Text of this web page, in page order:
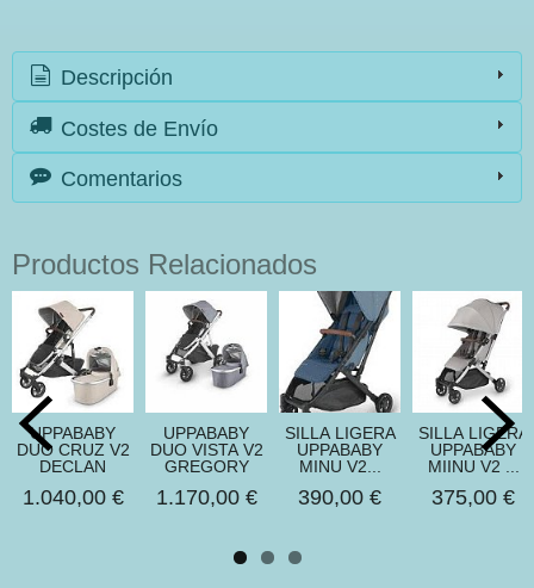
Descripción
Costes de Envío
Comentarios
Productos Relacionados
UPPABABY
DUO CRUZ V2
DECLAN
1.040,00 €
UPPABABY
DUO VISTA V2
GREGORY
1.170,00 €
SILLA LIGERA
UPPABABY
MINU V2...
390,00 €
SILLA LIGERA
UPPABABY
MIINU V2 ...
375,00 €